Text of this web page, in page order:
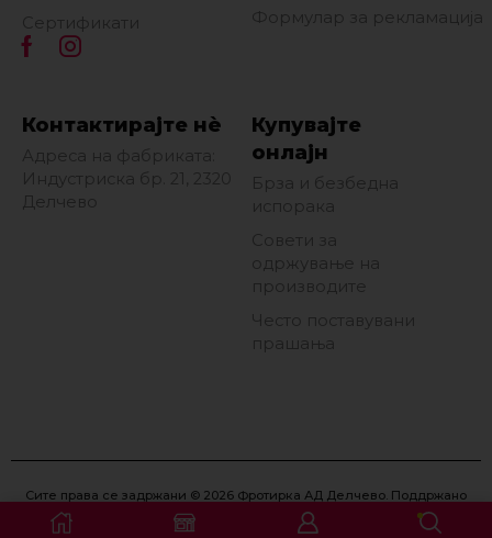
Сертификати
Формулар за рекламација
Контактирајте нè
Адреса на фабриката:
Индустриска бр. 21, 2320
Делчево
Купувајте
онлајн
Брза и безбедна
испорака
Совети за
одржување на
производите
Често поставувани
прашања
Сите права се задржани © 2026 Фротирка АД Делчево. Поддржано